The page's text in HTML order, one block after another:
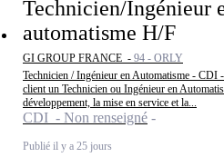
Technicien/Ingénieur
automatisme H/F
GI GROUP FRANCE - 94 - ORLY
Technicien / Ingénieur en Automatisme -
client un Technicien ou Ingénieur en
développement, la mise en service et la...
CDI - Non renseigné
Publié il y a 25 jours